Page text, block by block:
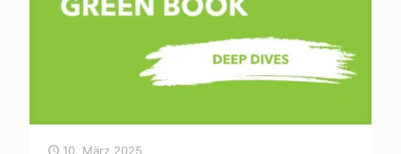
10. März 2025